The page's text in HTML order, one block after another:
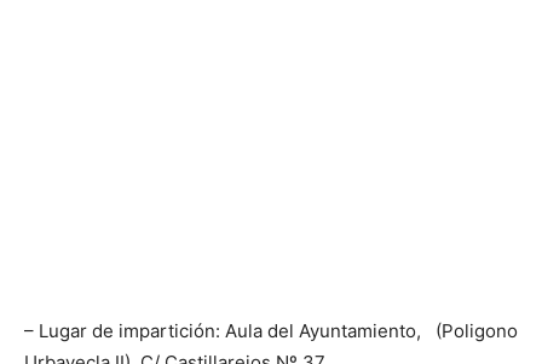
– Lugar de impartición: Aula del Ayuntamiento, (Poligono